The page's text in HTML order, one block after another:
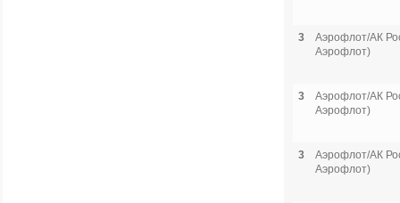
3
Аэрофлот/АК
Аэрофлот)
3
Аэрофлот/АК
Аэрофлот)
3
Аэрофлот/АК
Аэрофлот)